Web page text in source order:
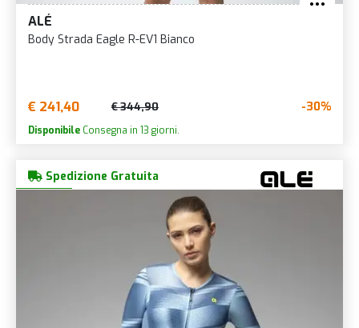
ALÉ
Body Strada Eagle R-EV1 Bianco
€ 241,40 € 344,90 -30%
Disponibile Consegna in 13 giorni.
Spedizione Gratuita